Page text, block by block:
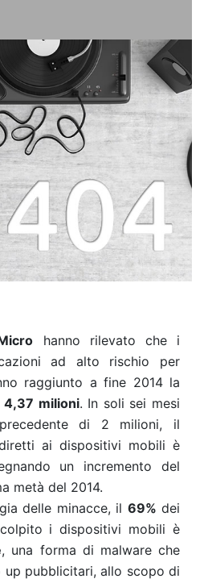
hanno rilevato che i
ad alto rischio per
raggiunto a fine 2014 la
4,37 milioni. In soli sei mesi
di 2 milioni, il
ai dispositivi mobili è
un incremento del
metà del 2014.
delle minacce, il 69% dei
i dispositivi mobili è
, una forma di malware che
up pubblicitari, allo scopo di